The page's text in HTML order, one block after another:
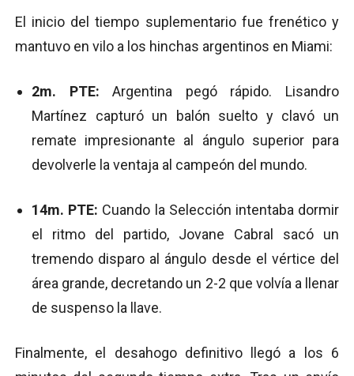
El inicio del tiempo suplementario fue frenético y
mantuvo en vilo a los hinchas argentinos en Miami:
2m. PTE: Argentina pegó rápido. Lisandro
Martínez capturó un balón suelto y clavó un
remate impresionante al ángulo superior para
devolverle la ventaja al campeón del mundo.
14m. PTE: Cuando la Selección intentaba dormir
el ritmo del partido, Jovane Cabral sacó un
tremendo disparo al ángulo desde el vértice del
área grande, decretando un 2-2 que volvía a llenar
de suspenso la llave.
Finalmente, el desahogo definitivo llegó a los 6